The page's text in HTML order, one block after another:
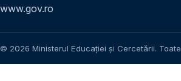
www.gov.ro
© 2026 Ministerul Educației și Cercetării.